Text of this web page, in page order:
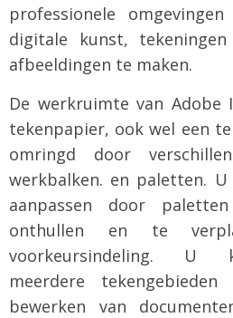
professionele
digitale kunst,
afbeeldingen te maken.
De werkruimte van
tekenpapier, ook wel een
omringd door
werkbalken. en paletten.
aanpassen door
onthullen en te
voorkeursindeling. U
meerdere
bewerken van